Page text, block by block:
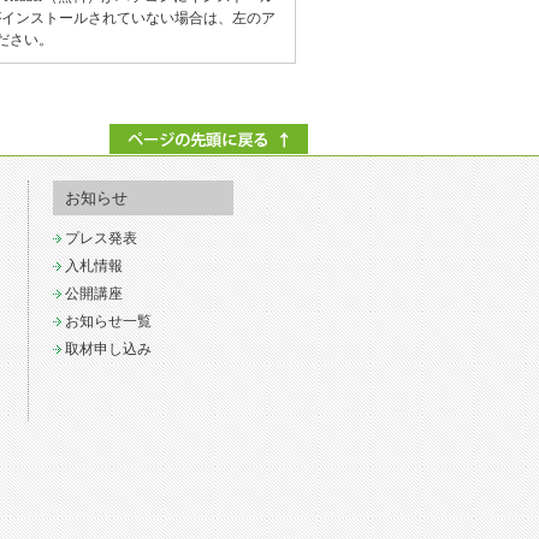
ンストールされていない場合は、左のア
い。
お知らせ
プレス発表
入札情報
公開講座
お知らせ一覧
取材申し込み